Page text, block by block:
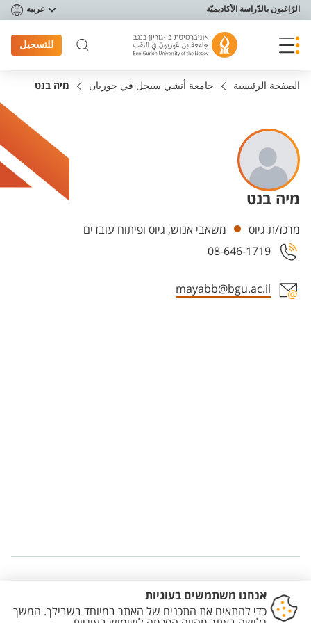
תפריט נגישות
الرّاغبون بالدّراسة الأكاديميّة عربيه
للتسجيل
الصفحة الرئيسية جامعة أنشي سيجل في جوريان מיה בנט
מיה בנט
Departments
מרכז/ת גיוס
משאבי אנוש, גיוס ופיתוח עובדים
08-646-1719
mayabb@bgu.ac.il